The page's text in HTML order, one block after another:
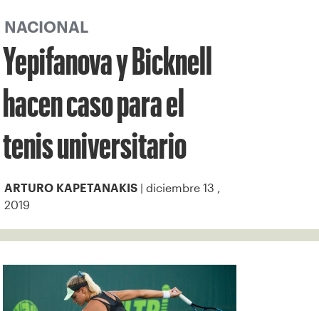
NACIONAL
Yepifanova y Bicknell
hacen caso para el
tenis universitario
ARTURO KAPETANAKIS
| diciembre 13 ,
2019